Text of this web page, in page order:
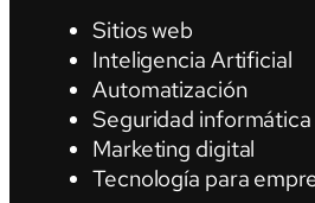
Sitios web
Inteligencia Artificial
Automatización
Seguridad informática
Marketing digital
Tecnología para